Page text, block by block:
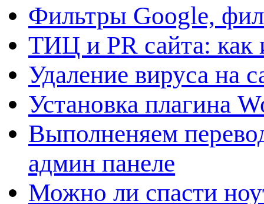
Фильтры Google,
ТИЦ и PR сайта: как
Удаление вируса на
Установка плагина
Выполненяем
админ панеле
Можно ли спасти